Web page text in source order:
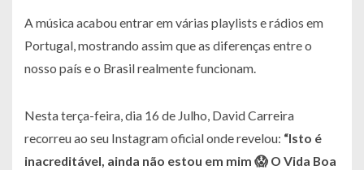
A música acabou entrar em várias playlists e rádios em
Portugal, mostrando assim que as diferenças entre o
nosso país e o Brasil realmente funcionam.
Nesta terça-feira, dia 16 de Julho, David Carreira
recorreu ao seu Instagram oficial onde revelou: “Isto é
inacreditável, ainda não estou em mim 😱 O Vida Boa